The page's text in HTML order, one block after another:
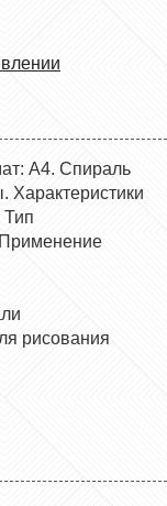
А4. Спираль
Характеристики
Тип
Применение
рисования